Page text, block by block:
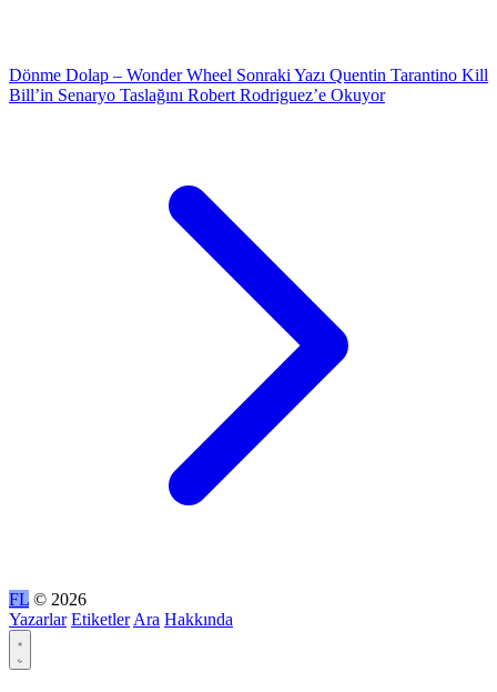
Dönme Dolap – Wonder Wheel Sonraki Yazı Quentin Tarantino Kill
Bill’in Senaryo Taslağını Robert Rodriguez’e Okuyor
FL © 2026
Yazarlar Etiketler Ara Hakkında